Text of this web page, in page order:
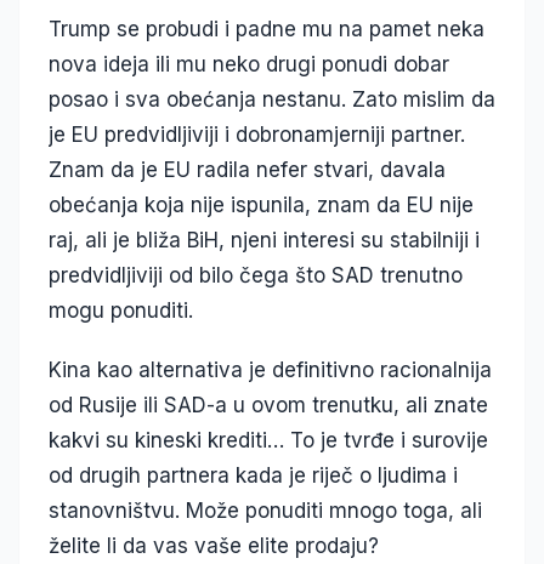
Trump se probudi i padne mu na pamet neka
nova ideja ili mu neko drugi ponudi dobar
posao i sva obećanja nestanu. Zato mislim da
je EU predvidljiviji i dobronamjerniji partner.
Znam da je EU radila nefer stvari, davala
obećanja koja nije ispunila, znam da EU nije
raj, ali je bliža BiH, njeni interesi su stabilniji i
predvidljiviji od bilo čega što SAD trenutno
mogu ponuditi.
Kina kao alternativa je definitivno racionalnija
od Rusije ili SAD-a u ovom trenutku, ali znate
kakvi su kineski krediti… To je tvrđe i surovije
od drugih partnera kada je riječ o ljudima i
stanovništvu. Može ponuditi mnogo toga, ali
želite li da vas vaše elite prodaju?